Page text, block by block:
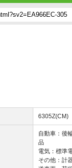
6305Z(CM)
自動車：後
品
電気：標準
その他：計